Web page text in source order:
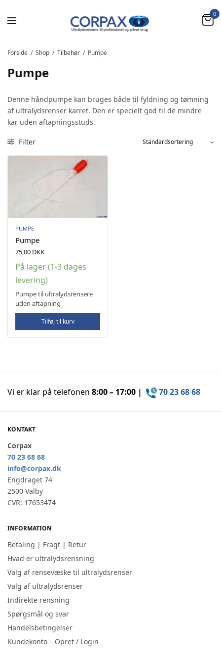
0
Forside / Shop / Tilbehør / Pumpe
Pumpe
Denne håndpumpe kan bruges både til fyldning og tømning
af ultralydsrenser karret. Den er specielt god til de mindre
kar uden aftapningsstuds.
Filter
PUMPE
Pumpe
75,00 DKK
På lager (1-3 dages
levering)
Pumpe til ultralydsrensere
uden aftapning
Tilføj til kurv
Vi er klar på telefonen8:00 – 17:00 | 70 23 68 68
KONTAKT
Corpax
70 23 68 68
info@corpax.dk
Engdraget 74
2500 Valby
CVR: 17653474
INFORMATION
Betaling | Fragt | Retur
Hvad er ultralydsrensning
Valg af rensevæske til ultralydsrenser
Valg af ultralydsrenser
Indirekte rensning
Spørgsmål og svar
Handelsbetingelser
Kundekonto – Opret / Login